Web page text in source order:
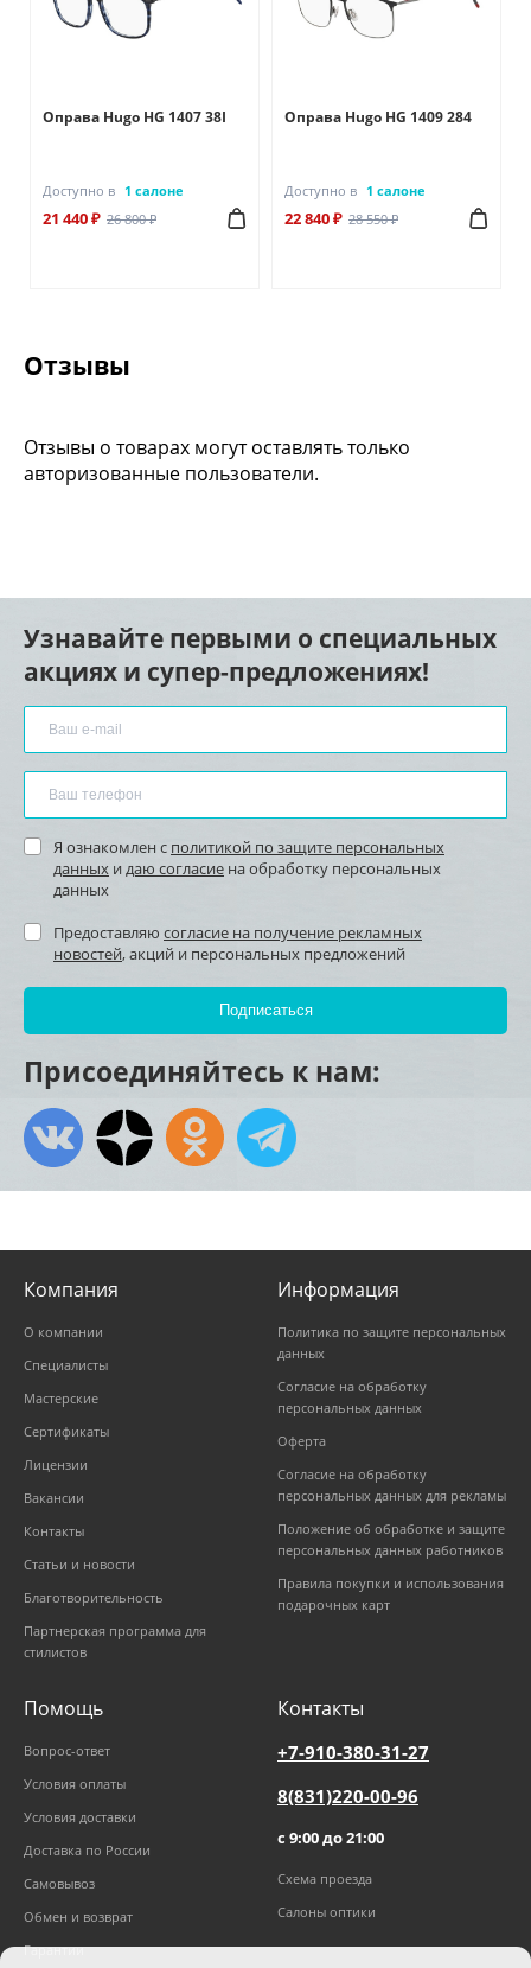
Оправа Hugo HG 1407 38I
Доступно в 1 салоне
21 440 ₽ 26 800 ₽
Оправа Hugo HG 1409 284
Доступно в 1 салоне
22 840 ₽ 28 550 ₽
Отзывы
Отзывы о товарах могут оставлять только
авторизованные пользователи.
Узнавайте первыми о специальных
акциях и супер-предложениях!
Я ознакомлен с политикой по защите персональных
данных и даю согласие на обработку персональных
данных
Предоставляю согласие на получение рекламных
новостей, акций и персональных предложений
Присоединяйтесь к нам:
Компания
О компании
Специалисты
Мастерские
Сертификаты
Лицензии
Вакансии
Контакты
Статьи и новости
Благотворительность
Партнерская программа для
стилистов
Информация
Политика по защите персональных
данных
Согласие на обработку
персональных данных
Оферта
Согласие на обработку
персональных данных для рекламы
Положение об обработке и защите
персональных данных работников
Правила покупки и использования
подарочных карт
Помощь
Вопрос-ответ
Условия оплаты
Условия доставки
Доставка по России
Самовывоз
Обмен и возврат
Гарантии
Контакты
+7-910-380-31-27
8(831)220-00-96
с 9:00 до 21:00
Схема проезда
Салоны оптики